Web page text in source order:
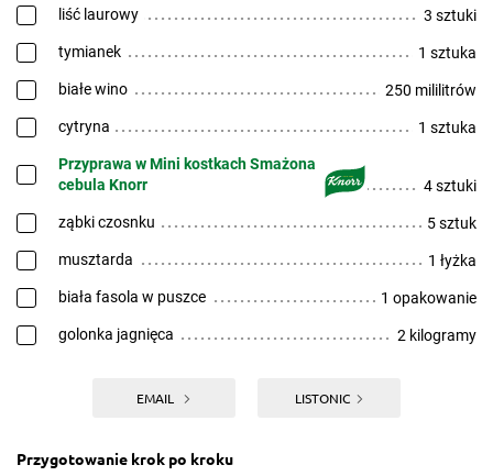
liść laurowy 3 sztuki
tymianek 1 sztuka
białe wino 250 mililitrów
cytryna 1 sztuka
Przyprawa w Mini kostkach Smażona
cebula Knorr
4 sztuki
ząbki czosnku 5 sztuk
musztarda 1 łyżka
biała fasola w puszce 1 opakowanie
golonka jagnięca 2 kilogramy
EMAIL LISTONIC
Przygotowanie krok po kroku